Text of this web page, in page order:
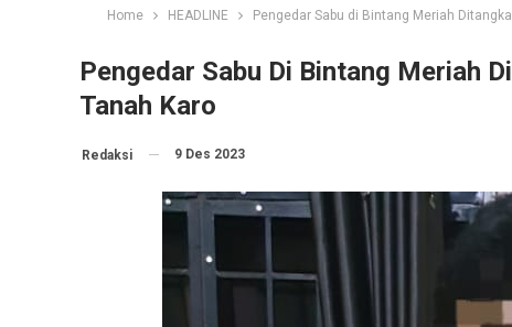
Home HEADLINE Pengedar Sabu di Bintang Meriah
Pengedar Sabu Di Bintang Meriah
Tanah Karo
Redaksi 9 Des 2023